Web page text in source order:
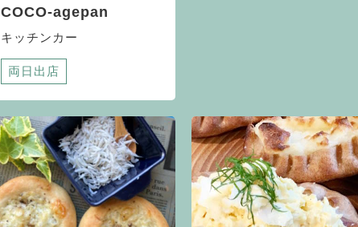
COCO-agepan
キッチンカー
両日出店